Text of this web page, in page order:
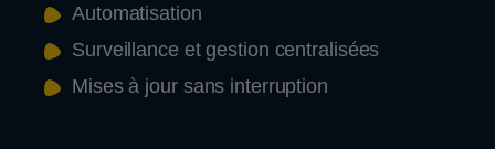
Automatisation
Surveillance et gestion centralisées
Mises à jour sans interruption